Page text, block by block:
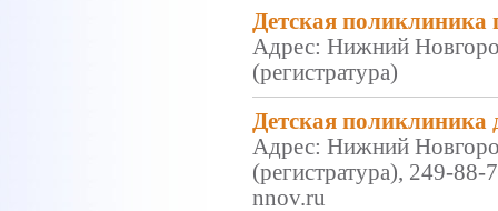
Детская
Адрес: Нижний
(регистратура)
Детская поликлиника
Адрес: Нижний
(регистратура), 249-
nnov.ru